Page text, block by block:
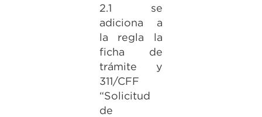
2.1 se
adiciona a
la regla la
ficha de
trámite y
311/CFF
“Solicitud
de